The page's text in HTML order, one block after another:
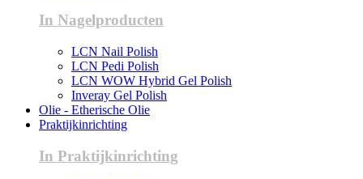
In Nagelproducten
LCN Nail Polish
LCN Pedi Polish
LCN WOW Hybrid Gel Polish
Inveray Gel Polish
Olie - Etherische Olie
Praktijkinrichting
In Praktijkinrichting